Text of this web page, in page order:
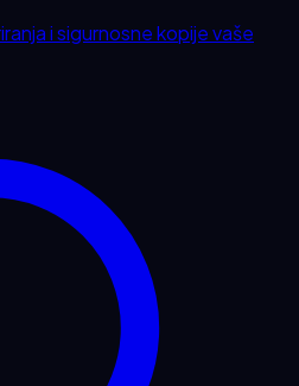
i sigurnosne kopije vaše